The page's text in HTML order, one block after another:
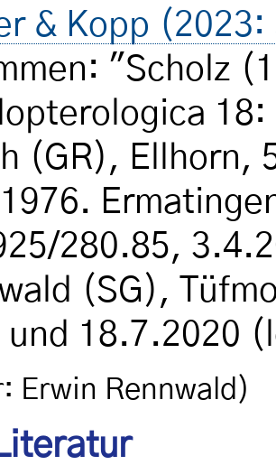
& Kopp (2023:
"Scholz
(GR), Ellhorn,
280.85,
(SG),
und 18.7.2020
Erwin Rennwald)